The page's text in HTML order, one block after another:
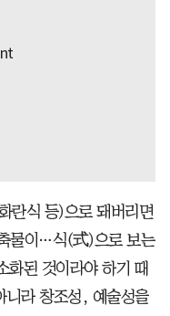
란식 등)으로 돼버리면
물이…식(式)으로 보는
화된 것이라야 하기 때
라 창조성, 예술성을